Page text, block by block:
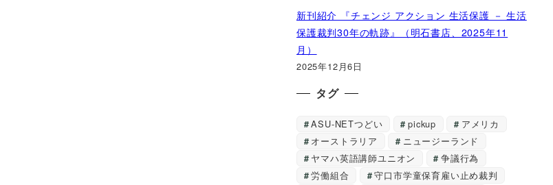
新刊紹介 『チェンジ アクション 生活保護 － 生活
保護裁判30年の軌跡』（明石書店、2025年11
月）
2025年12月6日
タグ
ASU-NETつどい pickup
アメリカ
オーストラリア
ニュージーランド
ヤマハ英語講師ユニオン
争議行為
労働組合
守口市学童保育雇い止め裁判